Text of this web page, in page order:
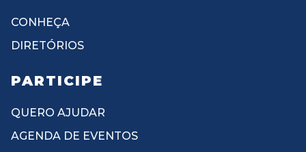
CONHEÇA
DIRETÓRIOS
PARTICIPE
QUERO AJUDAR
AGENDA DE EVENTOS